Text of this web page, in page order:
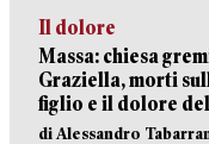
Il dolore
Massa: chiesa
Graziella, morti
figlio e il dolore
di Alessandro